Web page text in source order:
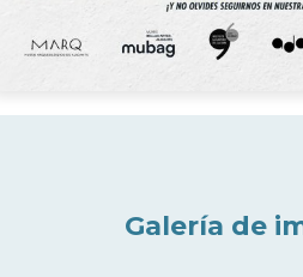
Galería de